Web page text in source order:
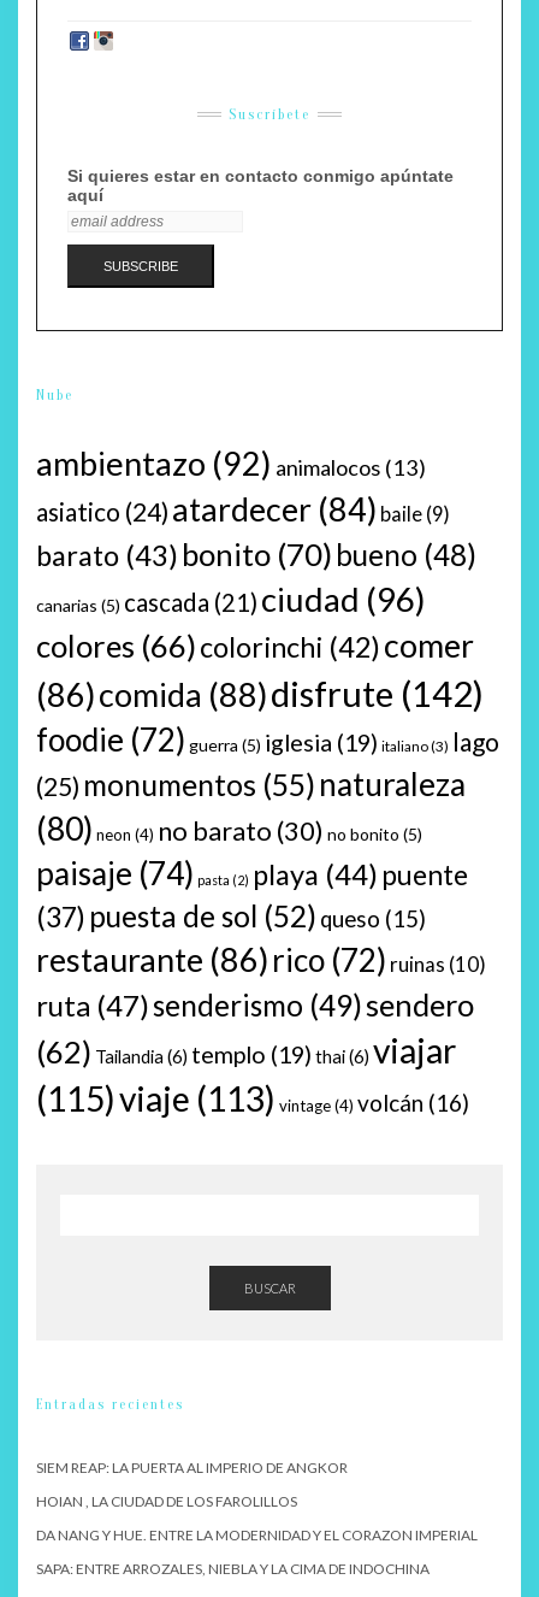
Suscríbete
Si quieres estar en contacto conmigo apúntate
aquí
Nube
ambientazo (92) animalocos (13)
asiatico (24) atardecer (84) baile (9)
barato (43) bonito (70) bueno (48)
canarias (5) cascada (21) ciudad (96)
colores (66)colorinchi (42)comer
(86)comida (88)disfrute (142)
foodie (72) guerra (5) iglesia (19) italiano(3) lago
(25) monumentos (55) naturaleza
(80) neon (4) no barato (30) no bonito (5)
paisaje (74) pasta (2) playa (44) puente
(37) puesta de sol (52) queso (15)
restaurante (86)rico (72) ruinas (10)
ruta (47)senderismo (49)sendero
(62) Tailandia (6) templo (19) thai(6) viajar
(115)viaje (113) vintage(4) volcán (16)
BUSCAR
Entradas recientes
SIEM REAP: LA PUERTA AL IMPERIO DE ANGKOR
HOIAN , LA CIUDAD DE LOS FAROLILLOS
DA NANG Y HUE. ENTRE LA MODERNIDAD Y EL CORAZON IMPERIAL
SAPA: ENTRE ARROZALES, NIEBLA Y LA CIMA DE INDOCHINA